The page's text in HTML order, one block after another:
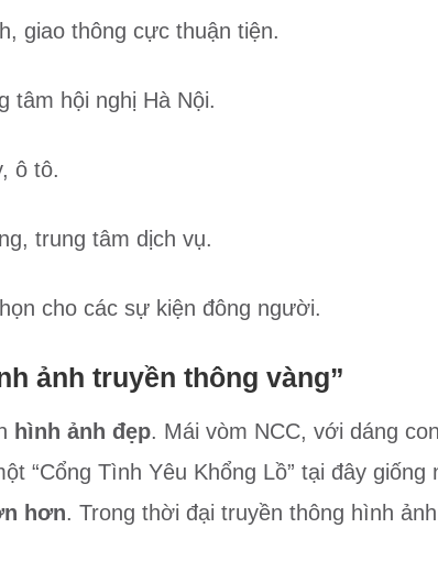
giao thông cực thuận tiện.
tâm hội nghị Hà Nội.
ô tô.
trung tâm dịch vụ.
cho các sự kiện đông người.
ảnh truyền thông vàng”
hình ảnh đẹp. Mái vòm NCC, với dáng
“Cổng Tình Yêu Khổng Lồ” tại đây giống
hơn. Trong thời đại truyền thông hình